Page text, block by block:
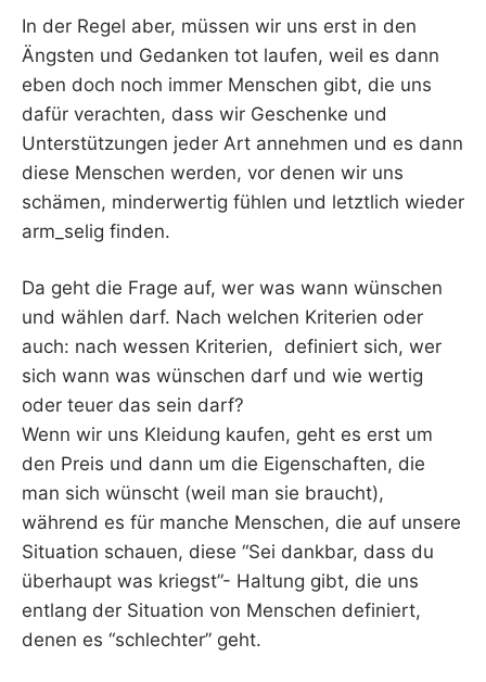
In der Regel aber, müssen wir uns erst in den
Ängsten und Gedanken tot laufen, weil es dann
eben doch noch immer Menschen gibt, die uns
dafür verachten, dass wir Geschenke und
Unterstützungen jeder Art annehmen und es dann
diese Menschen werden, vor denen wir uns
schämen, minderwertig fühlen und letztlich wieder
arm_selig finden.
Da geht die Frage auf, wer was wann wünschen
und wählen darf. Nach welchen Kriterien oder
auch: nach wessen Kriterien, definiert sich, wer
sich wann was wünschen darf und wie wertig
oder teuer das sein darf?
Wenn wir uns Kleidung kaufen, geht es erst um
den Preis und dann um die Eigenschaften, die
man sich wünscht (weil man sie braucht),
während es für manche Menschen, die auf unsere
Situation schauen, diese “Sei dankbar, dass du
überhaupt was kriegst”- Haltung gibt, die uns
entlang der Situation von Menschen definiert,
denen es “schlechter” geht.